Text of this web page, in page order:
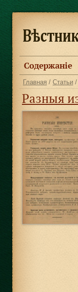
Содержанiе
Главная / Статьи /
Разныя